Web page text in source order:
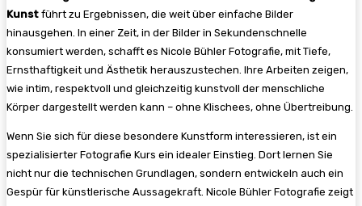
Kunst führt zu Ergebnissen, die weit über einfache Bilder
hinausgehen. In einer Zeit, in der Bilder in Sekundenschnelle
konsumiert werden, schafft es Nicole Bühler Fotografie, mit Tiefe,
Ernsthaftigkeit und Ästhetik herauszustechen. Ihre Arbeiten zeigen,
wie intim, respektvoll und gleichzeitig kunstvoll der menschliche
Körper dargestellt werden kann – ohne Klischees, ohne Übertreibung.
Wenn Sie sich für diese besondere Kunstform interessieren, ist ein
spezialisierter Fotografie Kurs ein idealer Einstieg. Dort lernen Sie
nicht nur die technischen Grundlagen, sondern entwickeln auch ein
Gespür für künstlerische Aussagekraft. Nicole Bühler Fotografie zeigt